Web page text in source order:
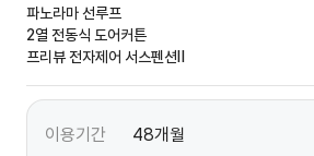
파노라마 선루프
2열 전동식 도어커튼
프리뷰 전자제어 서스펜션Ⅱ
이용기간
48개월